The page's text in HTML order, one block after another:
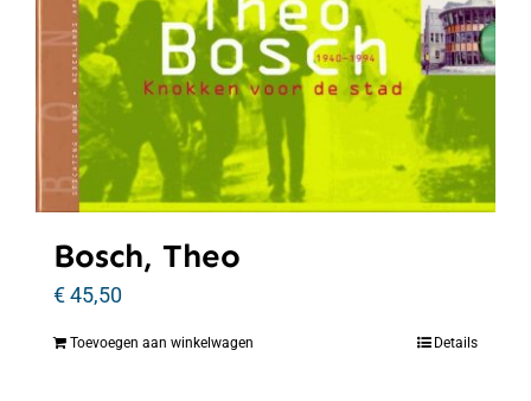
Bosch, Theo
€45,50
Toevoegen aan winkelwagen Details